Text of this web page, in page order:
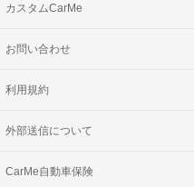
カスタムCarMe
お問い合わせ
利用規約
外部送信について
CarMe自動車保険